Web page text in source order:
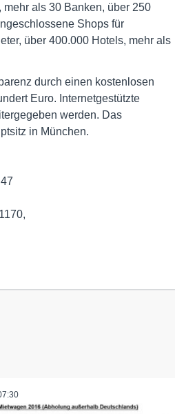
als 30 Banken, über 250
Shops für
über 400.000 Hotels, mehr als
durch einen kostenlosen
Euro. Internetgestützte
werden. Das
in München.